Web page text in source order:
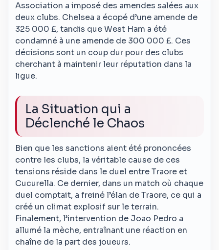
Association a imposé des amendes salées aux
deux clubs. Chelsea a écopé d’une amende de
325 000 £, tandis que West Ham a été
condamné à une amende de 300 000 £. Ces
décisions sont un coup dur pour des clubs
cherchant à maintenir leur réputation dans la
ligue.
La Situation qui a
Déclenché le Chaos
Bien que les sanctions aient été prononcées
contre les clubs, la véritable cause de ces
tensions réside dans le duel entre Traore et
Cucurella. Ce dernier, dans un match où chaque
duel comptait, a freiné l’élan de Traore, ce qui a
créé un climat explosif sur le terrain.
Finalement, l’intervention de Joao Pedro a
allumé la mèche, entraînant une réaction en
chaîne de la part des joueurs.